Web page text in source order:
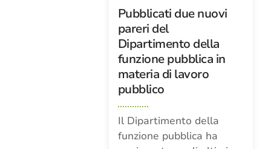
Pubblicati due nuovi
pareri del
Dipartimento della
funzione pubblica in
materia di lavoro
pubblico
Il Dipartimento della
funzione pubblica ha